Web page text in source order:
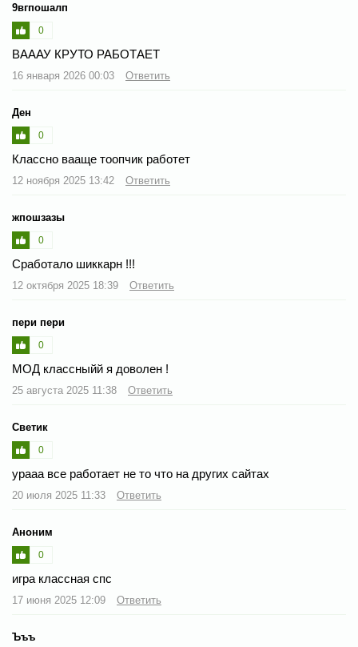
9вгпошалп
0
ВАААУ КРУТО РАБОТАЕТ
16 января 2026 00:03 Ответить
Ден
0
Классно вааще тоопчик работет
12 ноября 2025 13:42 Ответить
жпошзазы
0
Сработало шиккарн !!!
12 октября 2025 18:39 Ответить
пери пери
0
МОД классныйй я доволен !
25 августа 2025 11:38 Ответить
Светик
0
урааа все работает не то что на других сайтах
20 июля 2025 11:33 Ответить
Аноним
0
игра классная спс
17 июня 2025 12:09 Ответить
Ъъъ